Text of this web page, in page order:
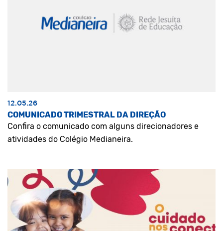
12.05.26
COMUNICADO TRIMESTRAL DA DIREÇÃO
Confira o comunicado com alguns direcionadores e
atividades do Colégio Medianeira.